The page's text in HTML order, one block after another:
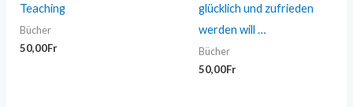
Teaching
Bücher
50,00Fr
glücklich und zufrieden
werden will …
Bücher
50,00Fr